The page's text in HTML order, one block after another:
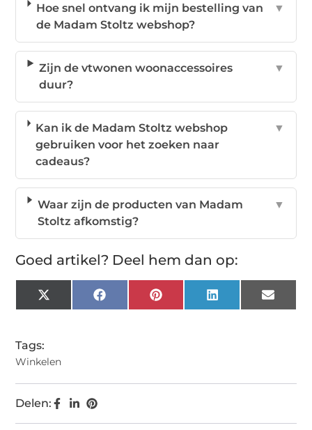
Hoe snel ontvang ik mijn bestelling van
de Madam Stoltz webshop?
▼
Zijn de vtwonen woonaccessoires
duur?
▼
Kan ik de Madam Stoltz webshop
gebruiken voor het zoeken naar
cadeaus?
▼
Waar zijn de producten van Madam
Stoltz afkomstig?
▼
Goed artikel? Deel hem dan op:
X
(Twitter)
FacebookPinterest LinkedIn Email
Tags:
Winkelen
Delen: